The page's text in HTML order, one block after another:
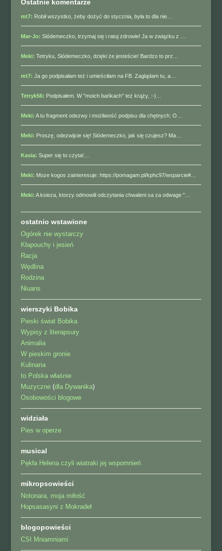
Ostatnie komentarze
mt7: Robił wszystko, żeby dożyć do stycznia, była to dla nie…
Mar-Jo: Siódemeczko, trzymaj się i ratuj zdrowie! Ja w związku z …
Meki: Tetryku, Siódemeczko, dzięki że jesteście! Bardzo to prz…
mt7: Ja go podpisałam też i umieściłam na FB. Zaglądam tu, a…
Tetryk56: Podpisałem. W "moich bańkach" też krąży, :-)…
Meki: A tu fragment odezwy i możliwość podpisu dla chętnych: O…
Meki: Proszę, odezwijcie się! Siódemeczko, jak się czujesz? Ma…
Kasia: Super się to czyta!…
Meki: Moze kogos zainteresuje: https://pomagam.pl/kphc97/wsparcie#…
Meki: A ksieza, ktorzy odmowili odczytania chwaleni sa za odwage "…
ostatnio wstawione
Ogórek nie wystarczy
Kłapouchy i jesień
Racja
Wędlina
Rodzina
Niuans
wierszyki Bobika
Pieski świat Bobika
Wypisy z literapsury
Animalia
W pieskim gronie
Kulinaria
to Polska właśnie
Muzyczne (dla Dywanika)
Osobowości blogowe
widziała
Pies w operze
musical
Pękła Helena czyli wiatraki jej wspomnień
mikropsowieści
Notonara, moja miłość
Hopsasasyni z Mokradeł
blogopowieści
CSI Mniamniami